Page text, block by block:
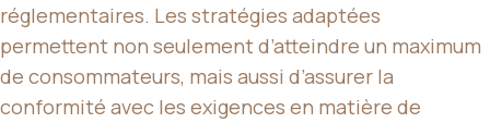
réglementaires. Les stratégies adaptées
permettent non seulement d’atteindre un maximum
de consommateurs, mais aussi d’assurer la
conformité avec les exigences en matière de